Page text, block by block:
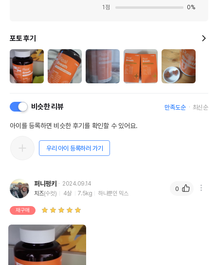
1 점 0%
포토 후기
비슷한 리뷰 만족도순 최신순
아이를 등록하면 비슷한 후기를 확인할 수 있어요.
우리 아이 등록하러 가기
퍼니펑키
2024.09.14
치즈(수컷) 4살 7.5kg 하나뿐인 믹스
재구매
0